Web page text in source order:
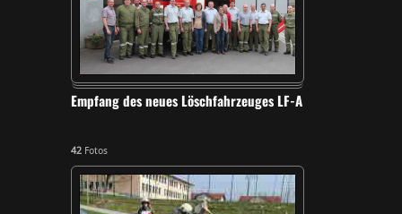
Empfang des neues Löschfahrzeuges LF-A
42 Fotos